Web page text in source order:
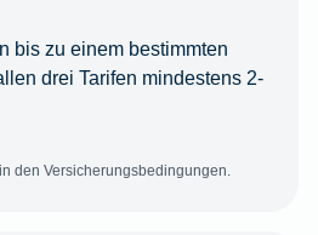
bis zu einem bestimmten
drei Tarifen mindestens 2-
den Versicherungsbedingungen.